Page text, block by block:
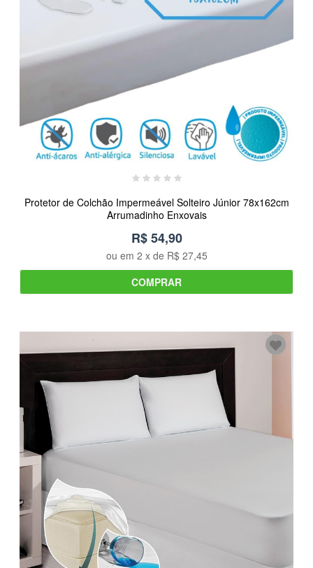
Protetor de Colchão Impermeável Solteiro Júnior 78x162cm
Arrumadinho Enxovais
R$ 54,90
ou em 2 x de R$ 27,45
COMPRAR